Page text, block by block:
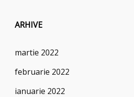
ARHIVE
martie 2022
februarie 2022
ianuarie 2022